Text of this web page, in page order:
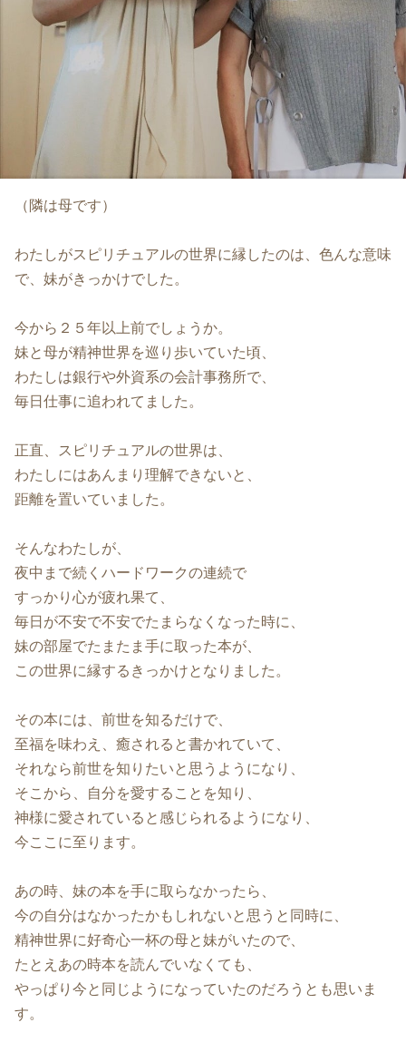
（隣は母です）
わたしがスピリチュアルの世界に縁したのは、色んな意味
で、妹がきっかけでした。
今から２５年以上前でしょうか。
妹と母が精神世界を巡り歩いていた頃、
わたしは銀行や外資系の会計事務所で、
毎日仕事に追われてました。
正直、スピリチュアルの世界は、
わたしにはあんまり理解できないと、
距離を置いていました。
そんなわたしが、
夜中まで続くハードワークの連続で
すっかり心が疲れ果て、
毎日が不安で不安でたまらなくなった時に、
妹の部屋でたまたま手に取った本が、
この世界に縁するきっかけとなりました。
その本には、前世を知るだけで、
至福を味わえ、癒されると書かれていて、
それなら前世を知りたいと思うようになり、
そこから、自分を愛することを知り、
神様に愛されていると感じられるようになり、
今ここに至ります。
あの時、妹の本を手に取らなかったら、
今の自分はなかったかもしれないと思うと同時に、
精神世界に好奇心一杯の母と妹がいたので、
たとえあの時本を読んでいなくても、
やっぱり今と同じようになっていたのだろうとも思いま
す。